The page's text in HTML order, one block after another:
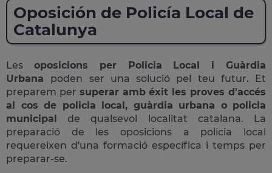
Oposición de Policía Local de
Catalunya
Les oposicions per Policia Local i Guàrdia
Urbana poden ser una solució pel teu futur. Et
preparem per superar amb éxit les proves d'accés
al cos de policia local, guàrdia urbana o policia
municipal de qualsevol localitat catalana. La
preparació de les oposicions a policia local
requereixen d'una formació específica i temps per
preparar-se.